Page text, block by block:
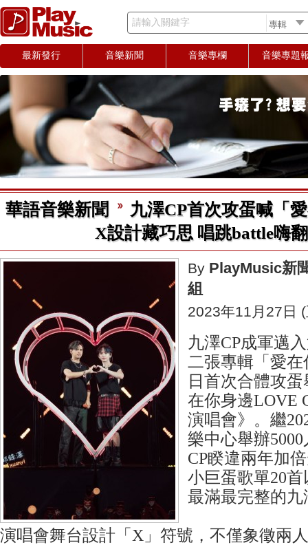
請輸入關鍵字
最新發行 音樂新聞 音樂專欄 音樂專題
華語音樂新聞
九澤CP首次攻蛋喊「
X設計藏巧思 唱跳battle嗨
By PlayMusic新
組
2023年11月27日
九澤CP成軍邁
二張專輯「愛在
日首次合體攻
在你身邊LOVE
演唱會》。繼
樂中心舉辦
CP睽違兩年加
小巨蛋歌單20
最滿最完整的九
演唱會舞台設計「X」符號，不僅象徵兩